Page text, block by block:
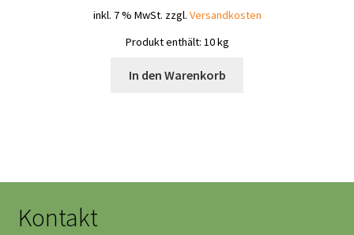
inkl. 7 % MwSt. zzgl. Versandkosten
Produkt enthält: 10kg
In den Warenkorb
Kontakt